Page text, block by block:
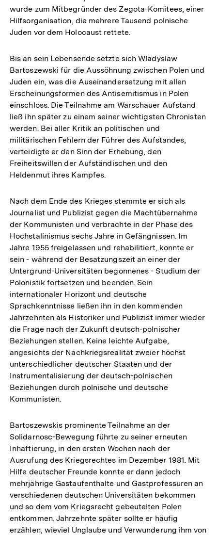
wurde zum Mitbegründer des Zegota-Komitees, einer
Hilfsorganisation, die mehrere Tausend polnische
Juden vor dem Holocaust rettete.
Bis an sein Lebensende setzte sich Wladyslaw
Bartoszewski für die Aussöhnung zwischen Polen und
Juden ein, was die Auseinandersetzung mit allen
Erscheinungsformen des Antisemitismus in Polen
einschloss. Die Teilnahme am Warschauer Aufstand
ließ ihn später zu einem seiner wichtigsten Chronisten
werden. Bei aller Kritik an politischen und
militärischen Fehlern der Führer des Aufstandes,
verteidigte er den Sinn der Erhebung, den
Freiheitswillen der Aufständischen und den
Heldenmut ihres Kampfes.
Nach dem Ende des Krieges stemmte er sich als
Journalist und Publizist gegen die Machtübernahme
der Kommunisten und verbrachte in der Phase des
Hochstalinismus sechs Jahre in Gefängnissen. Im
Jahre 1955 freigelassen und rehabilitiert, konnte er
sein - während der Besatzungszeit an einer der
Untergrund-Universitäten begonnenes - Studium der
Polonistik fortsetzen und beenden. Sein
internationaler Horizont und deutsche
Sprachkenntnisse ließen ihn in den kommenden
Jahrzehnten als Historiker und Publizist immer wieder
die Frage nach der Zukunft deutsch-polnischer
Beziehungen stellen. Keine leichte Aufgabe,
angesichts der Nachkriegsrealität zweier höchst
unterschiedlicher deutscher Staaten und der
Instrumentalisierung der deutsch-polnischen
Beziehungen durch polnische und deutsche
Kommunisten.
Bartoszewskis prominente Teilnahme an der
Solidarnosc-Bewegung führte zu seiner erneuten
Inhaftierung, in den ersten Wochen nach der
Ausrufung des Kriegsrechtes im Dezember 1981. Mit
Hilfe deutscher Freunde konnte er dann jedoch
mehrjährige Gastaufenthalte und Gastprofessuren an
verschiedenen deutschen Universitäten bekommen
und so dem vom Kriegsrecht gebeutelten Polen
entkommen. Jahrzehnte später sollte er häufig
erzählen, wieviel Unglaube und Verwunderung ihm von